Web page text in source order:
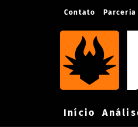
Contato Parceria
Início